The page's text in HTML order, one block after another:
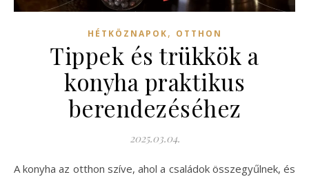
HÉTKÖZNAPOK, OTTHON
Tippek és trükkök a
konyha praktikus
berendezéséhez
2025.03.04.
A konyha az otthon szíve, ahol a családok összegyűlnek, és